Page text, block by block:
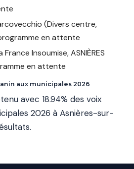
(Divers centre,
en attente
France Insoumise, ASNIÈRES
en attente
aux municipales 2026
avec 18.94% des voix
2026 à Asnières-sur-
.